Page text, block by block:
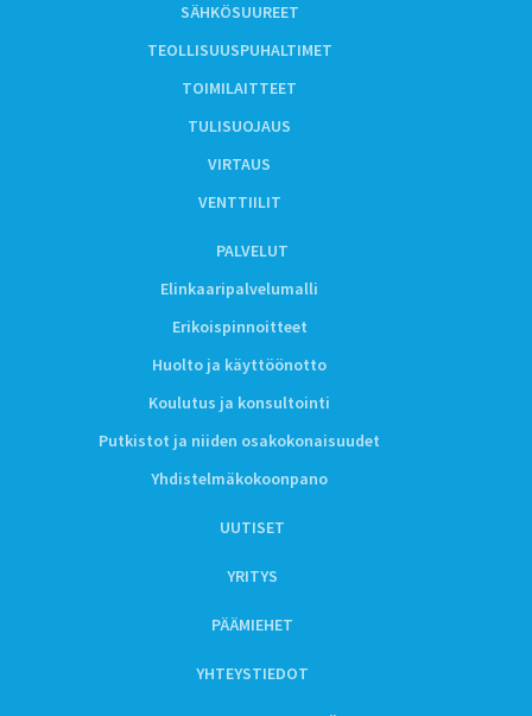
SÄHKÖSUUREET
TEOLLISUUSPUHALTIMET
TOIMILAITTEET
TULISUOJAUS
VIRTAUS
VENTTIILIT
PALVELUT
Elinkaaripalvelumalli
Erikoispinnoitteet
Huolto ja käyttöönotto
Koulutus ja konsultointi
Putkistot ja niiden osakokonaisuudet
Yhdistelmäkokoonpano
UUTISET
YRITYS
PÄÄMIEHET
YHTEYSTIEDOT